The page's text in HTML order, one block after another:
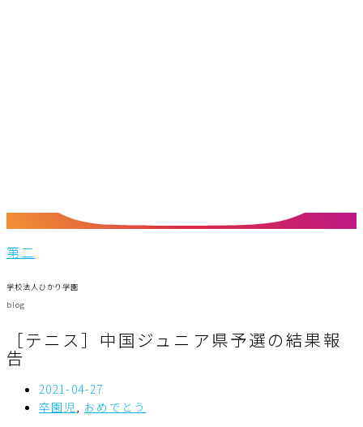
第二
学校法人ひかり学園
blog
［テニス］中国ジュニア県予選の結果報
告
2021-04-27
卒園児, おめでとう